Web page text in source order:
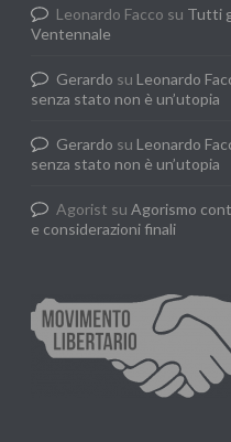
Leonardo Facco su Tutti
Ventennale
Gerardo su Leonardo
senza stato non è un’utopia
Gerardo su Leonardo
senza stato non è un’utopia
Agorist suAgorismo
e considerazioni finali